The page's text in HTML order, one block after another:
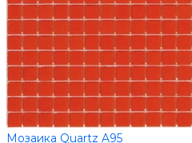
Мозаика Quartz A95